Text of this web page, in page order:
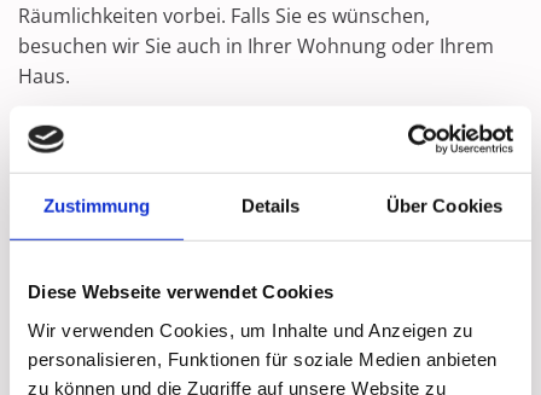
Zustimmung Details Über Cookies
Diese Webseite verwendet Cookies
Wir verwenden Cookies, um Inhalte und Anzeigen zu
personalisieren, Funktionen für soziale Medien anbieten
zu können und die Zugriffe auf unsere Website zu
Räumlichkeiten vorbei. Falls Sie es wünschen,
besuchen wir Sie auch in Ihrer Wohnung oder Ihrem
Haus.
Jetzt Kontakt aufnehmen
Bestattungsvorsorge - unterschiedliche
Optionen